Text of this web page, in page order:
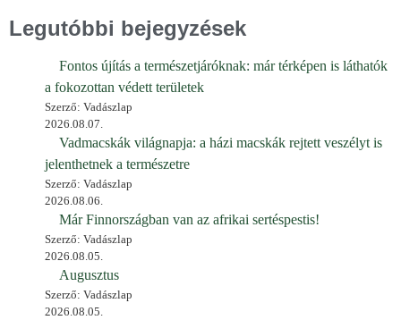
Legutóbbi bejegyzések
Fontos újítás a természetjáróknak: már térképen is láthatók
a fokozottan védett területek
Szerző: Vadászlap
2026.08.07.
Vadmacskák világnapja: a házi macskák rejtett veszélyt is
jelenthetnek a természetre
Szerző: Vadászlap
2026.08.06.
Már Finnországban van az afrikai sertéspestis!
Szerző: Vadászlap
2026.08.05.
Augusztus
Szerző: Vadászlap
2026.08.05.